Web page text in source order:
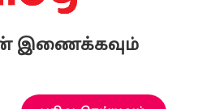
இணைக்கவும்